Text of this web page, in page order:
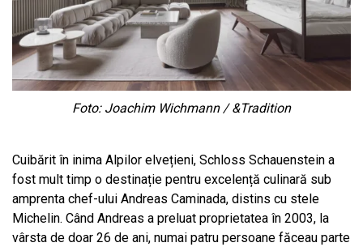
Foto: Joachim Wichmann / &Tradition
Cuibărit în inima Alpilor elvețieni, Schloss Schauenstein a
fost mult timp o destinație pentru excelență culinară sub
amprenta chef-ului Andreas Caminada, distins cu stele
Michelin. Când Andreas a preluat proprietatea în 2003, la
vârsta de doar 26 de ani, numai patru persoane făceau parte